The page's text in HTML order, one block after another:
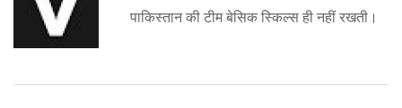
पाकिस्तान की टीम बेसिक स्किल्स ही नहीं रखती।